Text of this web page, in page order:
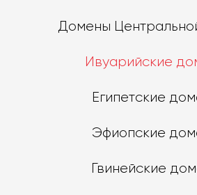
Домены
Ивуарийские
Египетские
Эфиопские
Гвинейские